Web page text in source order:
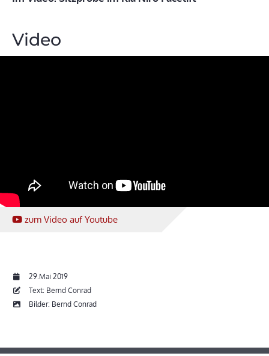
Video
zum Video auf Youtube
29.Mai 2019
Text: Bernd Conrad
Bilder: Bernd Conrad